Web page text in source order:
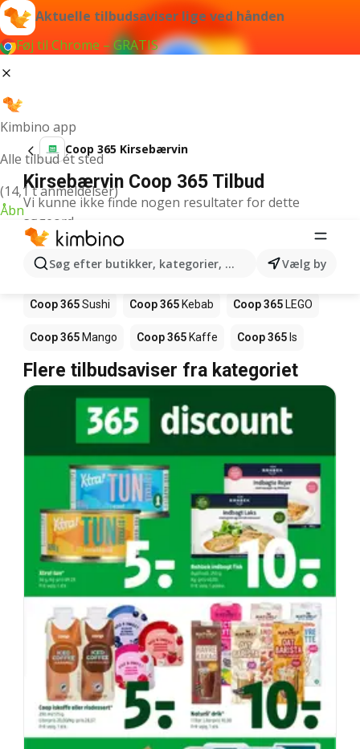
Aktuelle tilbudsaviser lige ved hånden
Føj til Chrome – GRATIS
Kimbino app
Alle tilbud ét sted
(14,1 t anmeldelser)
Åbn
Søg efter butikker, kategorier, produkter...Vælg by
Coop 365 Kirsebærvin
Kirsebærvin Coop 365 Tilbud
Vi kunne ikke finde nogen resultater for dette
søgeord.
Andre produkter i butikker Coop 365
Coop 365Pizza Coop 365Magasin
Coop 365Sushi Coop 365 Kebab Coop 365 LEGO
Coop 365 Mango Coop 365 Kaffe Coop 365 Is
Flere tilbudsaviser fra kategoriet